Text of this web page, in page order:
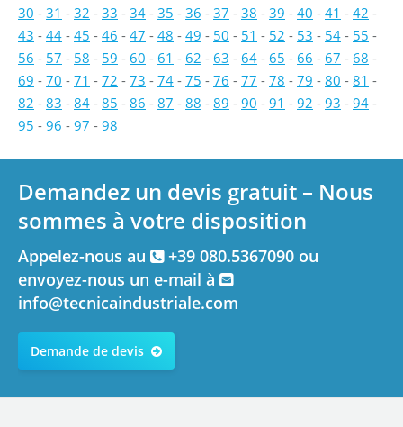
30 - 31 - 32 - 33 - 34 - 35 - 36 - 37 - 38 - 39 - 40 - 41 - 42 -
43 - 44 - 45 - 46 - 47 - 48 - 49 - 50 - 51 - 52 - 53 - 54 - 55 -
56 - 57 - 58 - 59 - 60 - 61 - 62 - 63 - 64 - 65 - 66 - 67 - 68 -
69 - 70 - 71 - 72 - 73 - 74 - 75 - 76 - 77 - 78 - 79 - 80 - 81 -
82 - 83 - 84 - 85 - 86 - 87 - 88 - 89 - 90 - 91 - 92 - 93 - 94 -
95 - 96 - 97 - 98
Demandez un devis gratuit – Nous
sommes à votre disposition
Appelez-nous au
+39 080.5367090 ou
envoyez-nous un e-mail à
info@tecnicaindustriale.com
Demande de devis